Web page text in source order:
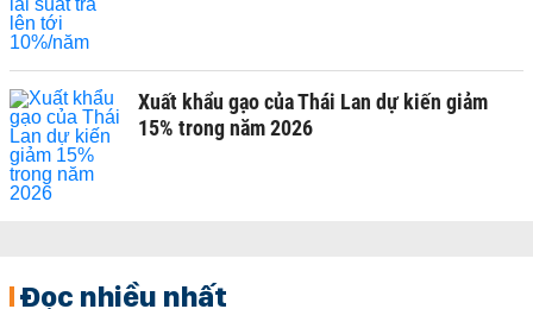
Xuất khẩu gạo của Thái Lan dự kiến giảm
15% trong năm 2026
Đọc nhiều nhất